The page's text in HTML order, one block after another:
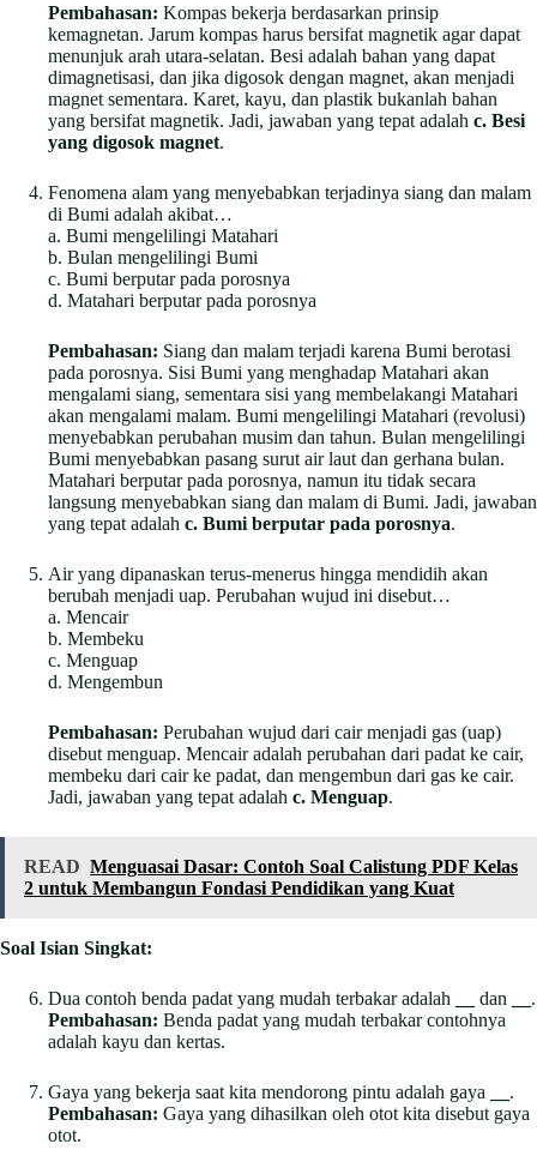
Pembahasan: Kompas bekerja berdasarkan prinsip
kemagnetan. Jarum kompas harus bersifat magnetik agar dapat
menunjuk arah utara-selatan. Besi adalah bahan yang dapat
dimagnetisasi, dan jika digosok dengan magnet, akan menjadi
magnet sementara. Karet, kayu, dan plastik bukanlah bahan
yang bersifat magnetik. Jadi, jawaban yang tepat adalah c. Besi
yang digosok magnet.
Fenomena alam yang menyebabkan terjadinya siang dan malam
di Bumi adalah akibat…
a. Bumi mengelilingi Matahari
b. Bulan mengelilingi Bumi
c. Bumi berputar pada porosnya
d. Matahari berputar pada porosnya
Pembahasan: Siang dan malam terjadi karena Bumi berotasi
pada porosnya. Sisi Bumi yang menghadap Matahari akan
mengalami siang, sementara sisi yang membelakangi Matahari
akan mengalami malam. Bumi mengelilingi Matahari (revolusi)
menyebabkan perubahan musim dan tahun. Bulan mengelilingi
Bumi menyebabkan pasang surut air laut dan gerhana bulan.
Matahari berputar pada porosnya, namun itu tidak secara
langsung menyebabkan siang dan malam di Bumi. Jadi, jawaban
yang tepat adalah c. Bumi berputar pada porosnya.
Air yang dipanaskan terus-menerus hingga mendidih akan
berubah menjadi uap. Perubahan wujud ini disebut…
a. Mencair
b. Membeku
c. Menguap
d. Mengembun
Pembahasan: Perubahan wujud dari cair menjadi gas (uap)
disebut menguap. Mencair adalah perubahan dari padat ke cair,
membeku dari cair ke padat, dan mengembun dari gas ke cair.
Jadi, jawaban yang tepat adalah c. Menguap.
READ Menguasai Dasar: Contoh Soal Calistung PDF Kelas
2 untuk Membangun Fondasi Pendidikan yang Kuat
Soal Isian Singkat:
Dua contoh benda padat yang mudah terbakar adalah dan
.
Pembahasan: Benda padat yang mudah terbakar contohnya
adalah kayu dan kertas.
Gaya yang bekerja saat kita mendorong pintu adalah gaya
.
Pembahasan: Gaya yang dihasilkan oleh otot kita disebut gaya
otot.